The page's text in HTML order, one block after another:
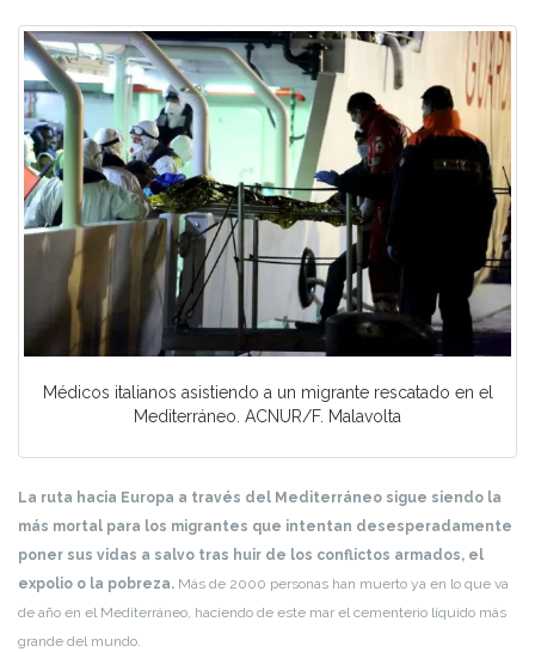
Médicos italianos asistiendo a un migrante rescatado en el
Mediterráneo. ACNUR/F. Malavolta
La ruta hacia Europa a través del Mediterráneo sigue siendo la
más mortal para los migrantes que intentan desesperadamente
poner sus vidas a salvo tras huir de los conflictos armados, el
expolio o la pobreza. Más de 2000 personas han muerto ya en lo que va
de año en el Mediterráneo, haciendo de este mar el cementerio líquido más
grande del mundo.